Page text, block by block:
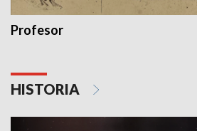
Profesor
HISTORIA